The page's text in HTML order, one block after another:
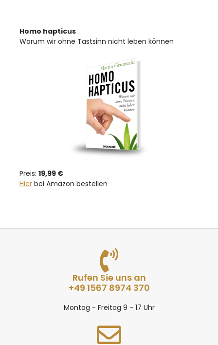
Homo hapticus
Warum wir ohne Tastsinn nicht leben können
Preis: 19,99 €
Hier bei Amazon bestellen
Rufen Sie uns an
+49 1567 8974 370
Montag - Freitag 9 - 17 Uhr